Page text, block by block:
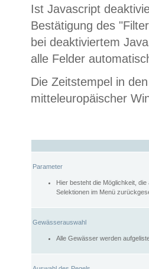
Ist Javascript
Bestätigung des
bei deaktiviertem
alle Felder
Die Zeitstempel in
mitteleuropäischer
Parameter
Hier besteht die Möglichkeit,
Selektionen im Menü
Gewässerauswahl
Alle Gewässer werden